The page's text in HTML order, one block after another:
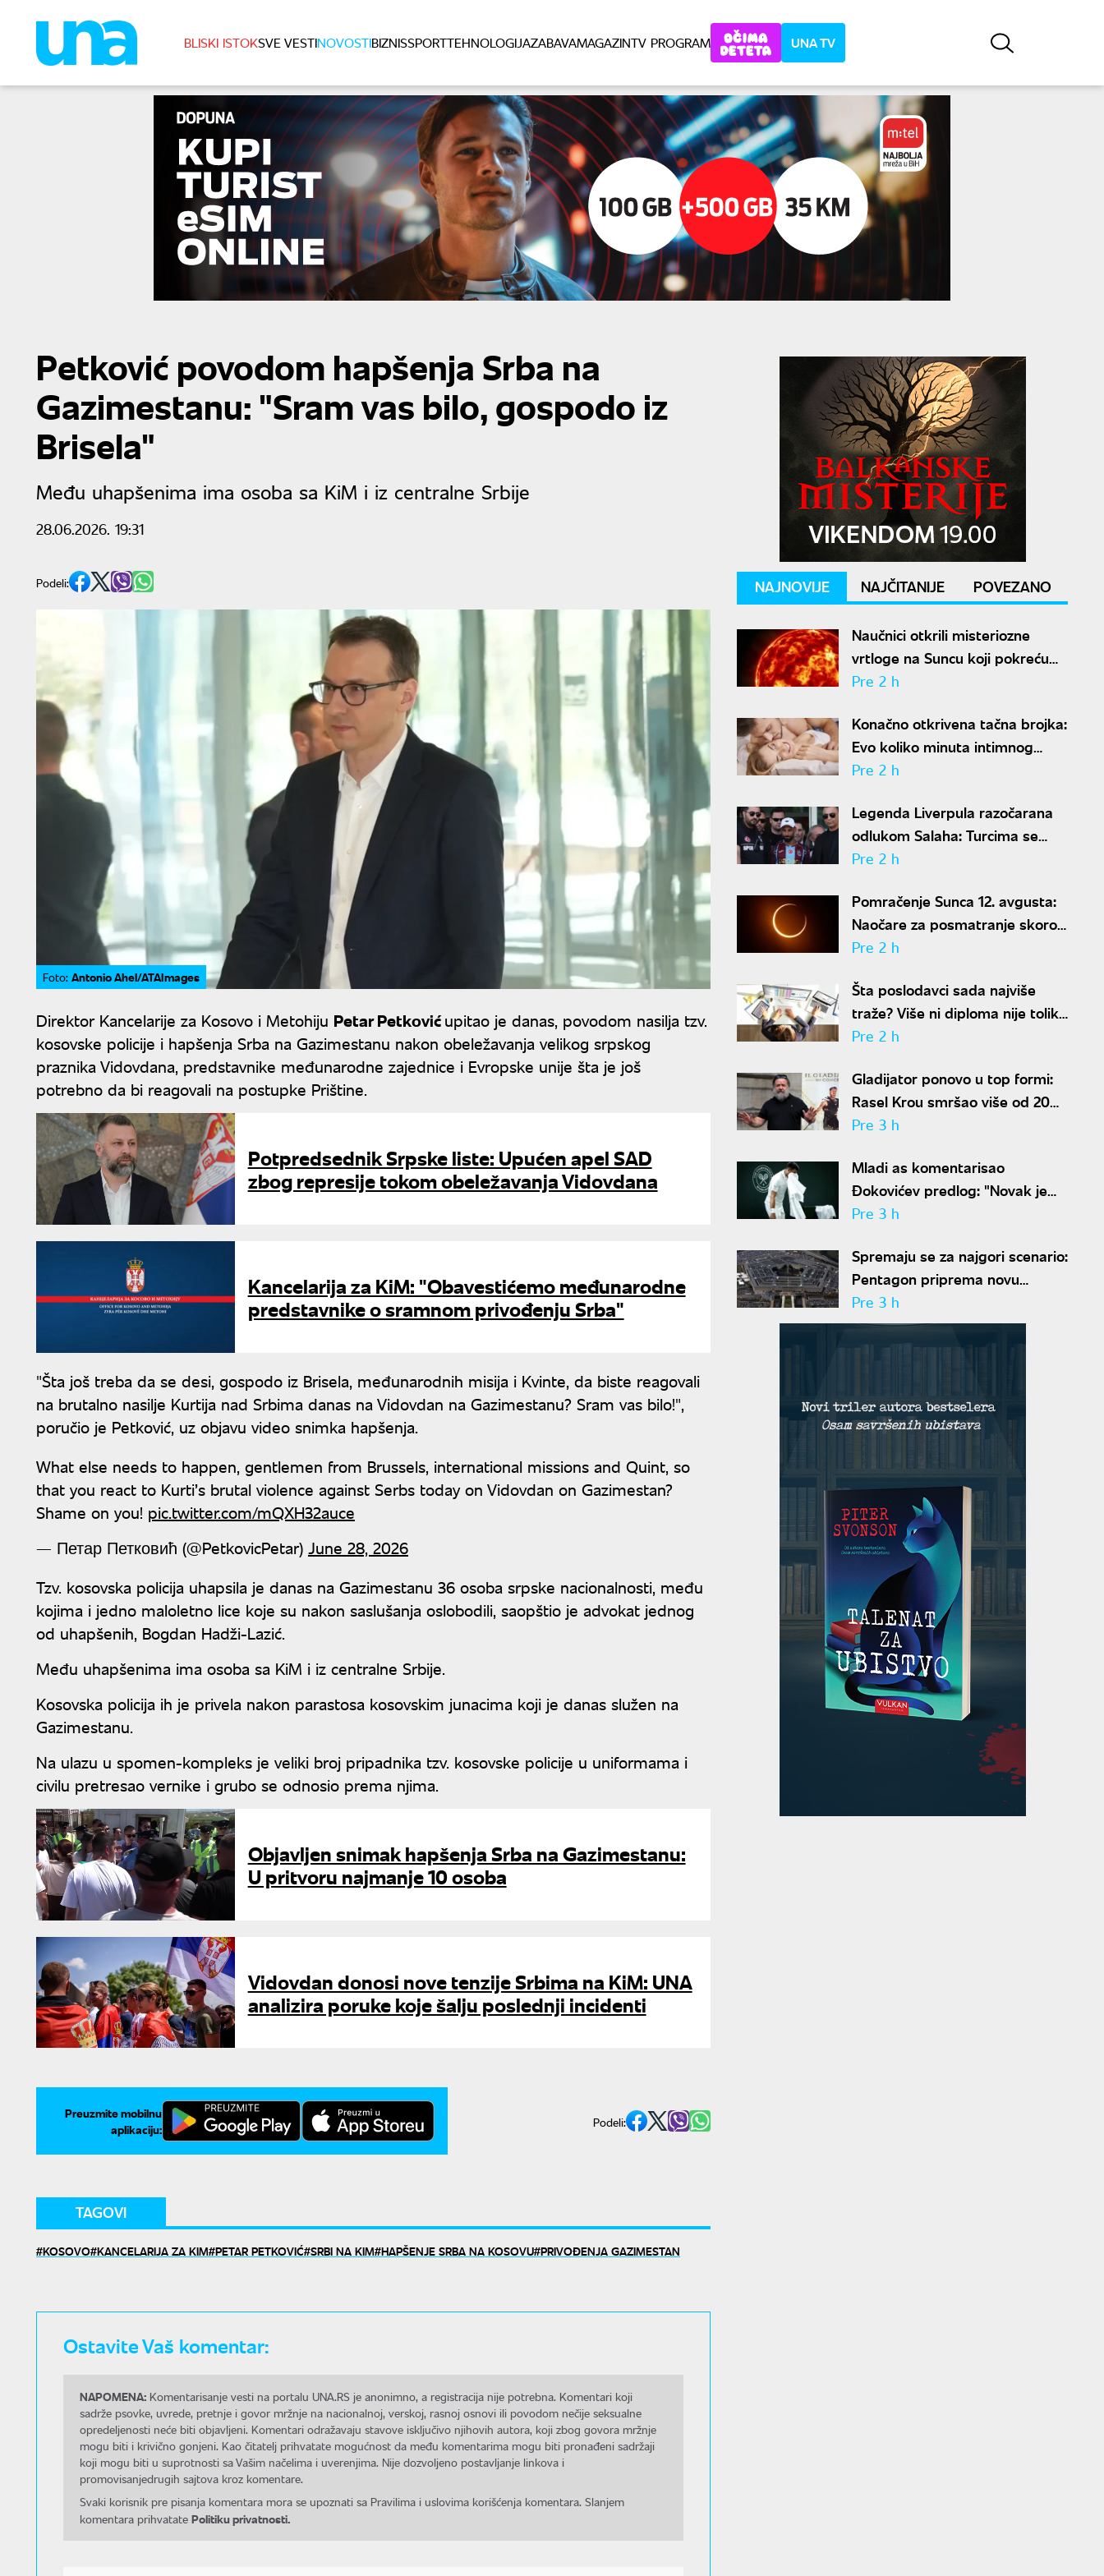
BLISKI ISTOKSVE VESTINOVOSTIBIZNISSPORTTEHNOLOGIJAZABAVAMAGAZINTV PROGRAM UNA TV
Petković povodom hapšenja Srba na
Gazimestanu: "Sram vas bilo, gospodo iz
Brisela"
Među uhapšenima ima osoba sa KiM i iz centralne Srbije
28.06.2026. 19:31
Podeli:
Foto: Antonio Ahel/ATAImages
Direktor Kancelarije za Kosovo i Metohiju Petar Petkovićupitao je danas, povodom nasilja tzv.
kosovske policije i hapšenja Srba na Gazimestanu nakon obeležavanja velikog srpskog
praznika Vidovdana, predstavnike međunarodne zajednice i Evropske unije šta je još
potrebno da bi reagovali na postupke Prištine.
Potpredsednik Srpske liste: Upućen apel SAD
zbog represije tokom obeležavanja Vidovdana
Kancelarija za KiM: "Obavestićemo međunarodne
predstavnike o sramnom privođenju Srba"
"Šta još treba da se desi, gospodo iz Brisela, međunarodnih misija i Kvinte, da biste reagovali
na brutalno nasilje Kurtija nad Srbima danas na Vidovdan na Gazimestanu? Sram vas bilo!",
poručio je Petković, uz objavu video snimka hapšenja.
What else needs to happen, gentlemen from Brussels, international missions and Quint, so
that you react to Kurti’s brutal violence against Serbs today on Vidovdan on Gazimestan?
Shame on you! pic.twitter.com/mQXH32auce
— Петар Петковић (@PetkovicPetar) June 28, 2026
Tzv. kosovska policija uhapsila je danas na Gazimestanu 36 osoba srpske nacionalnosti, među
kojima i jedno maloletno lice koje su nakon saslušanja oslobodili, saopštio je advokat jednog
od uhapšenih, Bogdan Hadži-Lazić.
Među uhapšenima ima osoba sa KiM i iz centralne Srbije.
Kosovska policija ih je privela nakon parastosa kosovskim junacima koji je danas služen na
Gazimestanu.
Na ulazu u spomen-kompleks je veliki broj pripadnika tzv. kosovske policije u uniformama i
civilu pretresao vernike i grubo se odnosio prema njima.
Objavljen snimak hapšenja Srba na Gazimestanu:
U pritvoru najmanje 10 osoba
Vidovdan donosi nove tenzije Srbima na KiM: UNA
analizira poruke koje šalju poslednji incidenti
Preuzmite mobilnu
aplikaciju:
Podeli:
TAGOVI
KOSOVO KANCELARIJA ZA KIM PETAR PETKOVIĆ SRBI NA KIM HAPŠENJE SRBA NA KOSOVU PRIVOĐENJA GAZIMESTAN
Ostavite Vaš komentar:
NAPOMENA: Komentarisanje vesti na portalu UNA.RS je anonimno, a registracija nije potrebna. Komentari koji
sadrže psovke, uvrede, pretnje i govor mržnje na nacionalnoj, verskoj, rasnoj osnovi ili povodom nečije seksualne
opredeljenosti neće biti objavljeni. Komentari odražavaju stavove isključivo njihovih autora, koji zbog govora mržnje
mogu biti i krivično gonjeni. Kao čitatelj prihvatate mogućnost da među komentarima mogu biti pronađeni sadržaji
koji mogu biti u suprotnosti sa Vašim načelima i uverenjima. Nije dozvoljeno postavljanje linkova i
promovisanjedrugih sajtova kroz komentare.
Svaki korisnik pre pisanja komentara mora se upoznati sa Pravilima i uslovima korišćenja komentara. Slanjem
komentara prihvatate Politiku privatnosti.
NAJNOVIJE NAJČITANIJE POVEZANO
Naučnici otkrili misteriozne
vrtloge na Suncu koji pokreću
solarne baklje
Pre 2 h
Konačno otkrivena tačna brojka:
Evo koliko minuta intimnog
odnosa je ženi potrebno da bi
Pre 2 h
Legenda Liverpula razočarana
odlukom Salaha: Turcima se
neće dopasti ove reči
Pre 2 h
Pomračenje Sunca 12. avgusta:
Naočare za posmatranje skoro
rasprodate
Pre 2 h
Šta poslodavci sada najviše
traže? Više ni diploma nije toliko
važna
Pre 2 h
Gladijator ponovo u top formi:
Rasel Krou smršao više od 20
kilograma pa zapalio društvene
Pre 3 h
Mladi as komentarisao
Đokovićev predlog: "Novak je
sve stariji, zato nam predlaže
Pre 3 h
Spremaju se za najgori scenario:
Pentagon priprema novu
nuklearnu strategiju za
eventualni sukob sa Rusijom i
Kinom
Pre 3 h